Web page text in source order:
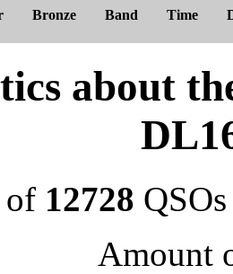
Bronze Band Time
about
of 12728
Amount